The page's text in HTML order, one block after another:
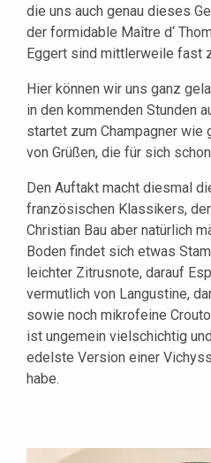
die uns auch genau dieses
der formidable Maître d‘
Eggert sind mittlerweile fast
Hier können wir uns ganz
in den kommenden Stunden
startet zum Champagner wie
von Grüßen, die für sich
Den Auftakt macht diesmal
französischen Klassikers,
Christian Bau aber natürlich
Boden findet sich etwas
leichter Zitrusnote, darauf
vermutlich von Langustine,
sowie noch mikrofeine
ist ungemein vielschichtig
edelste Version einer
habe.